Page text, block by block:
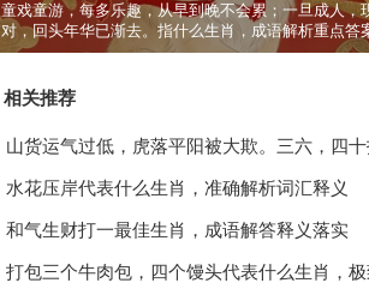
童戏童游，每多乐趣，从早到晚不会累；一旦成人，
对，回头年华已渐去。指什么生肖，成语解析重点答
相关推荐
山货运气过低，虎落平阳被大欺。三六，四
水花压岸代表什么生肖，准确解析词汇释义
和气生财打一最佳生肖，成语解答释义落实
打包三个牛肉包，四个馒头代表什么生肖，